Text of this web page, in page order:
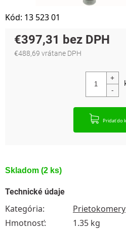
Skladom (2 ks)
€397,31
€488,69 vrátane DPH
Pridať do
Kód: 13 523 01
Technické údaje
Kategória:
Prietokomery
Hmotnosť:
1.35 kg